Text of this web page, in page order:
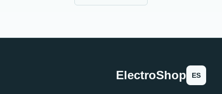
ES
ElectroShop